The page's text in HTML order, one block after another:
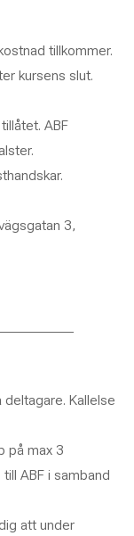
tillkommer.
kursens slut.
ABF
3,
Kallelse
på max 3
ABF i samband
att under